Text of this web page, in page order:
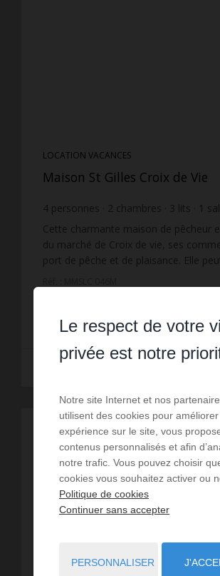
LOCATION VACANCES
Maison St Gilles Croix de Vie
4 personnes 2 chambres 3 lits 1
Cette charmante maison de pêcheur
du marché de Croix de vie, ses
port de pêche et de plaisance. Elle
principale ...
96 €
Le respect de votre
privée est notre
Notre site Internet et nos
utilisent des cookies pour
expérience sur le site, vous
contenus personnalisés et afin
notre trafic. Vous pouvez choisir
cookies vous souhaitez activer ou
Politique de cookies
Continuer sans accepter
PERSONNALISER